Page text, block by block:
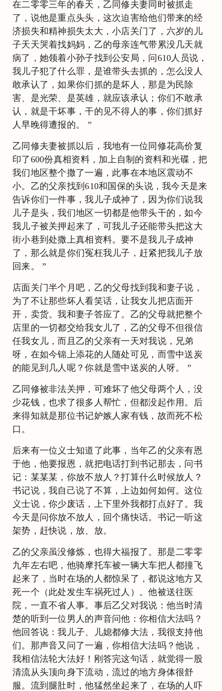
在二零零三年的春天，乙同修夫妻同时被抓走
了，说他是重点头头，这次迫害给他们带来的经
济损失和精神损失太大，小店关门了，六岁的儿
子天天哭着找妈妈，乙的母亲连气带累没几天就
病了，她领着小孙子找到公安局，问610人员说，
我儿子犯了什么罪，是谁带头去抓的，怎么没人
敢承认了，如果你们抓的是坏人，那是为民除
害、是光荣、是英雄，就应该承认；你们不敢承
认，就是干坏事，干的见不得人的事，你们抓好
人早晚得遭报的。 ”
乙同修夫妻被抓以后，我地有一位同修花高价复
印了600份真相资料，加上自制的资料和光碟，把
我们地区整个撒了一遍，此事在本地区震动不
小。乙的父亲找到610和国保的头说，我今天是来
告诉你们一件事，我儿子成神了，因为你们说我
儿子是头，我们地区一切都是他带头干的，如今
我儿子被关押起来了，可我儿子还能带头把这大
街小巷到处撒上真相资料。要不是我儿子成神
了，那么就是你们冤枉我儿子，赶紧把我儿子放
回来。 ”
店面关门半个月吧，乙的父母找到我和妻子说，
为了不让那些坏人看笑话，让我女儿把店面开
开，卖货。我和妻子答应了。乙的父母就把整个
店里的一切都交给我女儿了，乙的父母不但很信
任我女儿，而且乙的父亲有一天对我说，兄弟
呀，在如今锦上添花的人随处可见，而雪中送炭
的能见到几人呢？你就是雪中送炭的人呀。 ”
乙同修被非法关押，可难坏了他父母两个人，没
少花钱，也求了很多人帮忙，但都没起作用。后
来得知就是那位书记妒嫉人家有钱，故而死不松
口。
后来有一位义士知道了此事，当年乙的父亲有恩
于他，他要报恩，就把电话打到书记那去，问书
记：某某某，你放不放人？打算什么时候放人？
书记说，我自己说了不算，上边如何如何。这位
义士说，你少废话，上下里外我都打点好了。我
今天是问你放不放人，回个痛快话。书记一听这
架势，赶快说，放、放。
乙的父亲虽没修炼，也得大福报了。那是二零零
九年左右吧，他骑摩托车被一辆大车把人都撞飞
起来了，当时在场的人都惊呆了，都说这地方又
死一个（此处发生车祸死过人）。他被送往医
院，一直不省人事。事后乙父对我说：他当时清
楚的听到一位男人的声音问他：你相信大法吗？
他回答说：我儿子、儿媳都修大法，我很支持他
们。那声音又问了一遍，你相信大法吗？他说，
我相信法轮大法好！刚答完这句话，就觉得一股
清流从头顶向身下流动，流过的地方身体很舒
服。流到腿肚时，他猛然坐起来了，在场的人吓